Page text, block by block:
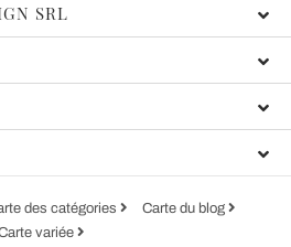
SRL
des catégories
Carte du blog
variée